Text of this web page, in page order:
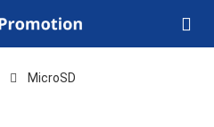
‎MicroSD